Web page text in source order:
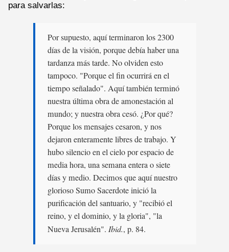
para salvarlas:
Por supuesto, aquí terminaron los 2300
días de la visión, porque debía haber una
tardanza más tarde. No olviden esto
tampoco. "Porque el fin ocurrirá en el
tiempo señalado". Aquí también terminó
nuestra última obra de amonestación al
mundo; y nuestra obra cesó. ¿Por qué?
Porque los mensajes cesaron, y nos
dejaron enteramente libres de trabajo. Y
hubo silencio en el cielo por espacio de
media hora, una semana entera o siete
días y medio. Decimos que aquí nuestro
glorioso Sumo Sacerdote inició la
purificación del santuario, y "recibió el
reino, y el dominio, y la gloria", "la
Nueva Jerusalén". Ibid., p. 84.